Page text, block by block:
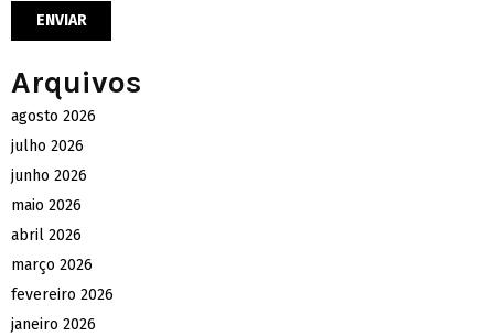
Arquivos
agosto 2026
julho 2026
junho 2026
maio 2026
abril 2026
março 2026
fevereiro 2026
janeiro 2026